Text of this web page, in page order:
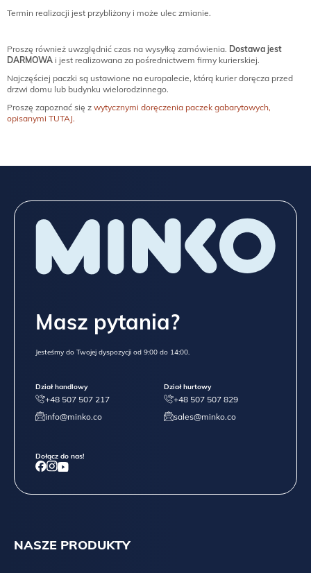
Termin realizacji jest przybliżony i może ulec zmianie.
Proszę również uwzględnić czas na wysyłkę zamówienia. Dostawa jest
DARMOWA i jest realizowana za pośrednictwem firmy kurierskiej.
Najczęściej paczki są ustawione na europalecie, którą kurier doręcza przed
drzwi domu lub budynku wielorodzinnego.
Proszę zapoznać się z wytycznymi doręczenia paczek gabarytowych,
opisanymi TUTAJ.
NASZE PRODUKTY
Masz pytania?
Jesteśmy do Twojej dyspozycji od 9:00 do 14:00.
Dział handlowy
+48 507 507 217
info@minko.co
Dział hurtowy
+48 507 507 829
sales@minko.co
Dołącz do nas!